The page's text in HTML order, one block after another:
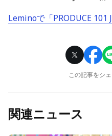
Leminoで「PRODUCE 101
この記事をシ
関連ニュース